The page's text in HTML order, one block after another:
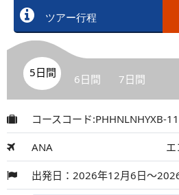
ツアー行程
5日間 6日間 7日間
コースコード:PHHNLNHYXB-
ANA エ
出発日：2026年12月6日～